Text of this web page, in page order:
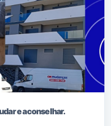
e aconselhar.